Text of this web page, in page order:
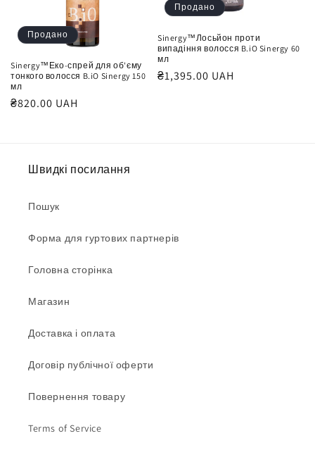
Продано
Sinergy™Еко-спрей для об'єму
тонкого волосся B.iO Sinergy 150
мл
Звичайна
₴820.00 UAH
Продано
Sinergy™Лосьйон проти
випадіння волосся B.iO Sinergy 60
мл
Звичайна
₴1,395.00 UAH
Швидкі посилання
Пошук
Форма для гуртових партнерів
Головна сторінка
Магазин
Доставка і оплата
Договір публічної оферти
Повернення товару
Terms of Service